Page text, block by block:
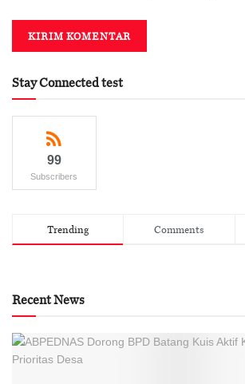
Stay Connected test
99
Subscribers
Trending Comments
Recent News